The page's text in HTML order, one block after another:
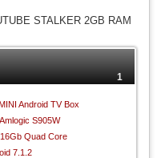
STALKER 2GB RAM
1
Android TV Box
S905W
Quad Core
7.1.2